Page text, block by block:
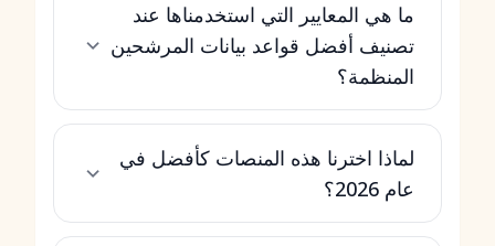
ما هي المعايير التي استخدمناها عند
تصنيف أفضل قواعد بيانات المرشحين
المنظمة؟
لماذا اخترنا هذه المنصات كأفضل في
عام 2026؟